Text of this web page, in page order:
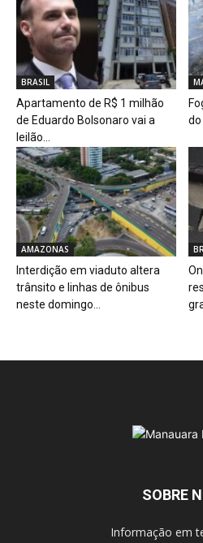
BRASIL
Apartamento de R$ 1 milhão
de Eduardo Bolsonaro vai a
leilão...
AMAZONAS
Interdição em viaduto altera
trânsito e linhas de ônibus
neste domingo...
SOBRE
Informação em